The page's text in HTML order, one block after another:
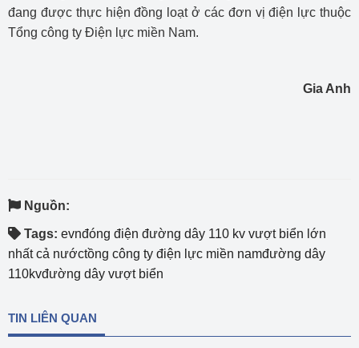
đang được thực hiện đồng loạt ở các đơn vị điện lực thuộc
Tổng công ty Điện lực miền Nam.
Gia Anh
Nguồn:
Tags: evnđóng điện đường dây 110 kv vượt biển lớn
nhất cả nướctồng công ty điện lực miền namđường dây
110kvđường dây vượt biển
TIN LIÊN QUAN